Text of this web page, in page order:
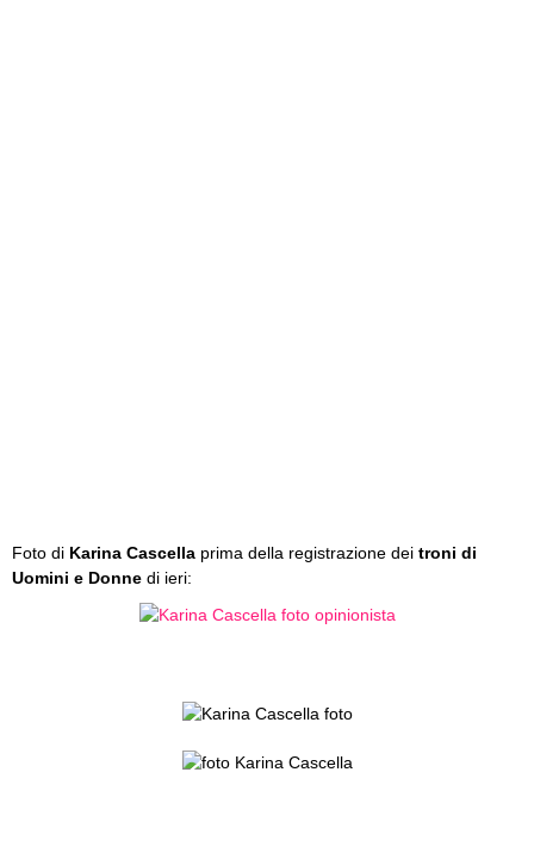
Foto di Karina Cascella prima della registrazione dei troni di
Uomini e Donne di ieri: